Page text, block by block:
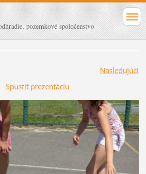
pozemkové spoločenstvo
Nasledujúci
Spustiť prezentáciu